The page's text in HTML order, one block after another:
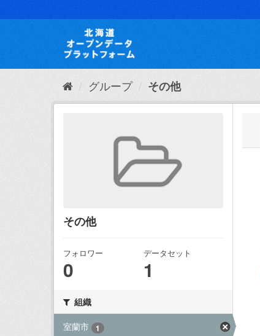
キ
て
グループ その他
その他
フォロワー
0
データセット
1
組織
室蘭市
1